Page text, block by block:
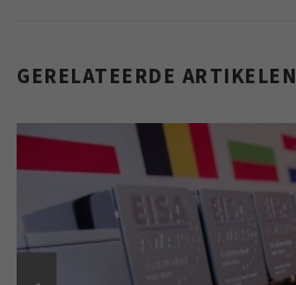
GERELATEERDE ARTIKELEN